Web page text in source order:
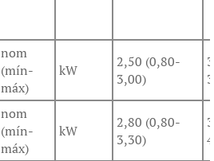
nom
(mín-
máx)
kW
2,50 (0,80-
3,00)
nom
(mín-
máx)
kW
2,80 (0,80-
3,30)